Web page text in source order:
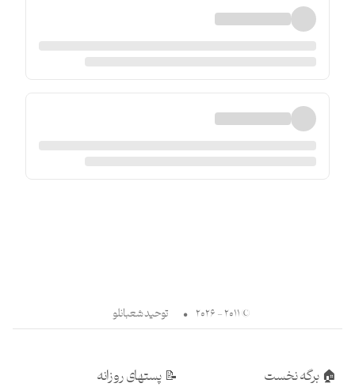
© ۲۰۱۱ - ۲۰۲۶ • توحید شعبانلو
🏠 برگه نخست
📝 پستهای روزانه